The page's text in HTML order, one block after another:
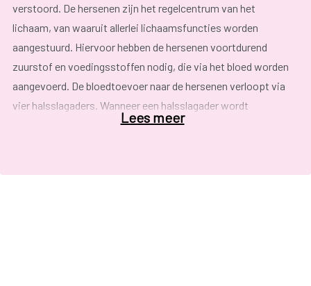
verstoord. De hersenen zijn het regelcentrum van het
lichaam, van waaruit allerlei lichaamsfuncties worden
aangestuurd. Hiervoor hebben de hersenen voortdurend
zuurstof en voedingsstoffen nodig, die via het bloed worden
aangevoerd. De bloedtoevoer naar de hersenen verloopt via
vier halsslagaders. Wanneer een halsslagader wordt
afgesloten, krijgt een deel van de hersenen te weinig
Lees meer